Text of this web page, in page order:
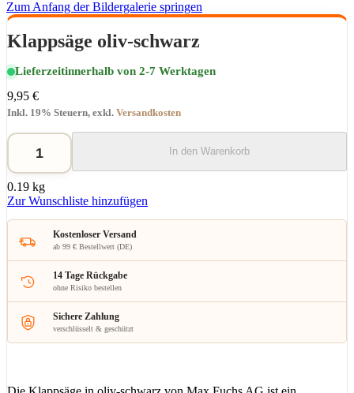
Zum Anfang der Bildergalerie springen
Klappsäge oliv-schwarz
Lieferzeitinnerhalb von 2-7 Werktagen
9,95 €
Inkl. 19% Steuern, exkl. Versandkosten
In den Warenkorb
0.19 kg
Zur Wunschliste hinzufügen
Kostenloser Versand
ab 99 € Bestellwert (DE)
14 Tage Rückgabe
ohne Risiko bestellen
Sichere Zahlung
verschlüsselt & geschützt